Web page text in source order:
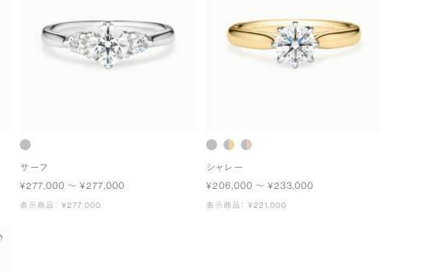
サーフ
¥277,000 〜 ¥277,000
表示商品： ¥277,000
シャレー
¥206,000 〜 ¥233,000
表示商品： ¥221,000